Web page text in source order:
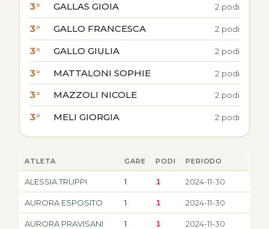
3° GALLAS GIOIA 2 podi
3° GALLO FRANCESCA 2 podi
3° GALLO GIULIA 2 podi
3° MATTALONI SOPHIE 2 podi
3° MAZZOLI NICOLE 2 podi
3° MELI GIORGIA 2 podi
ATLETA GARE PODI PERIODO
ALESSIA TRUPPI 1 1 2024-11-30
AURORA ESPOSITO 1 1 2024-11-30
AURORA PRAVISANI 1 1 2024-11-30